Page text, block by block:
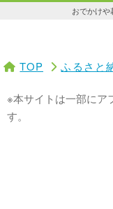
おでかけや
TOP ふるさと
※本サイトは一部にア
す。